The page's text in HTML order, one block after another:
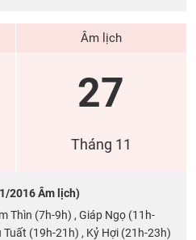
Âm lịch
27
Tháng 11
2016 Âm lịch)
Thìn (7h-9h) , Giáp Ngọ (11h-
(19h-21h) , Kỷ Hợi (21h-23h)